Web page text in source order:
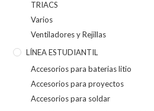
TRIACS
Varios
Ventiladores y Rejillas
LÍNEA ESTUDIANTIL
Accesorios para baterias litio
Accesorios para proyectos
Accesorios para soldar